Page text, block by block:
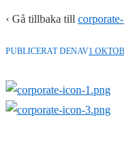
‹ Gå tillbaka till
PUBLICERAT DENAV1